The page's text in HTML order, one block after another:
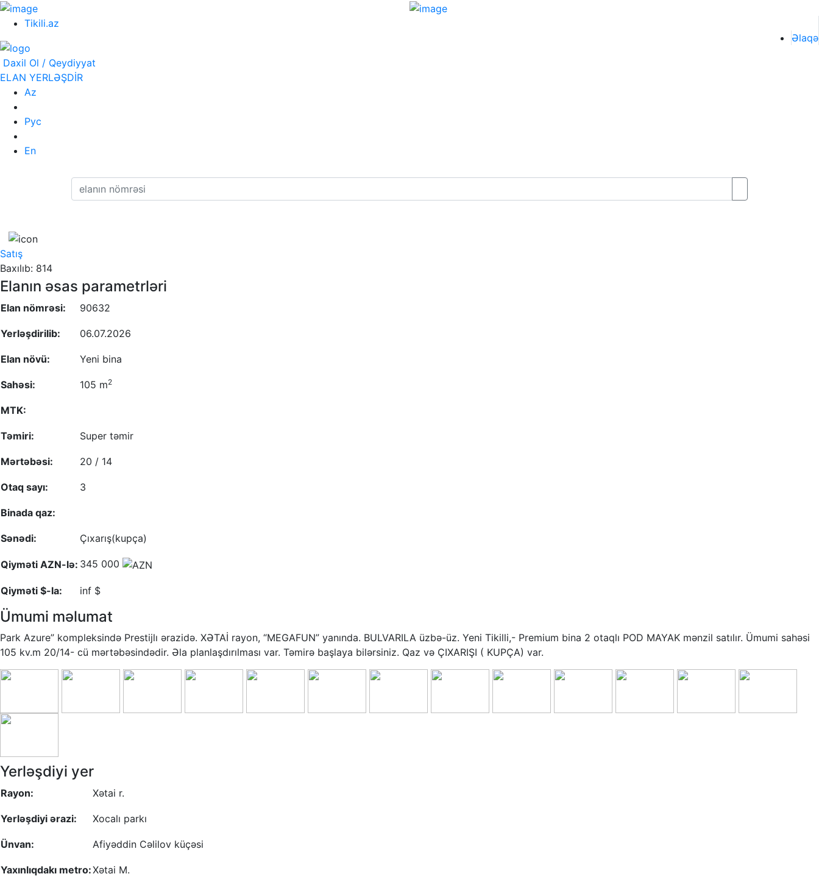
Tikili.az
Əlaqə
Daxil Ol / Qeydiyyat
ELAN YERLƏŞDİR
Az
Рус
En
Satış
Baxılıb: 814
Elanın əsas parametrləri
Elan nömrəsi: 90632
Yerləşdirilib: 06.07.2026
Elan növü: Yeni bina
Sahəsi: 105 m2
MTK:
Təmiri: Super təmir
Mərtəbəsi: 20 / 14
Otaq sayı: 3
Binada qaz:
Sənədi: Çıxarış(kupça)
Qiyməti AZN-lə: 345 000
Qiyməti $-la: inf $
Ümumi məlumat
Park Azure” kompleksində Prestijlı ərazidə. XƏTAİ rayon, “MEGAFUN” yanında. BULVARILA üzbə-üz. Yeni Tikilli,- Premium bina 2 otaqlı POD MAYAK mənzil satılır. Ümumi sahəsi
105 kv.m 20/14- cü mərtəbəsindədir. Əla planlaşdırılması var. Təmirə başlaya bilərsiniz. Qaz və ÇIXARIŞI ( KUPÇA) var.
Yerləşdiyi yer
Rayon: Xətai r.
Yerləşdiyi ərazi: Xocalı parkı
Ünvan: Afiyəddin Cəlilov küçəsi
Yaxınlıqdakı metro:Xətai M.